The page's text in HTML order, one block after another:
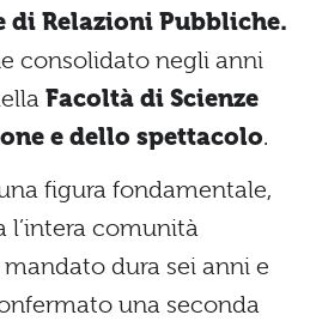
di Relazioni Pubbliche.
consolidato negli anni
Facoltà di Scienze
e dello spettacolo.
figura fondamentale,
l’intera comunità
dura sei anni e
una seconda